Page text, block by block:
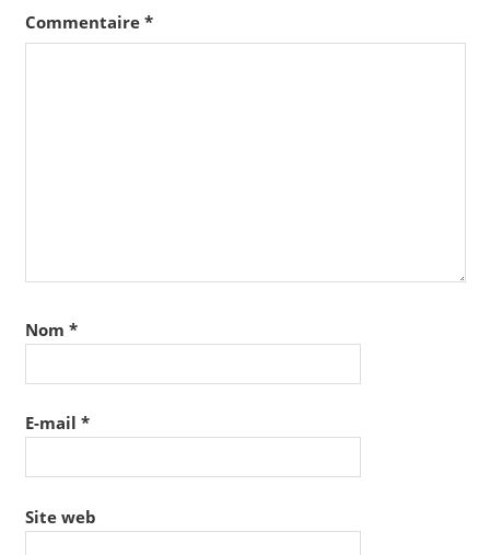
Commentaire *
Nom *
E-mail *
Site web